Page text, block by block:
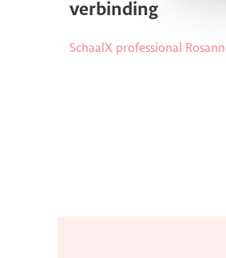
verbinding
SchaalX professional